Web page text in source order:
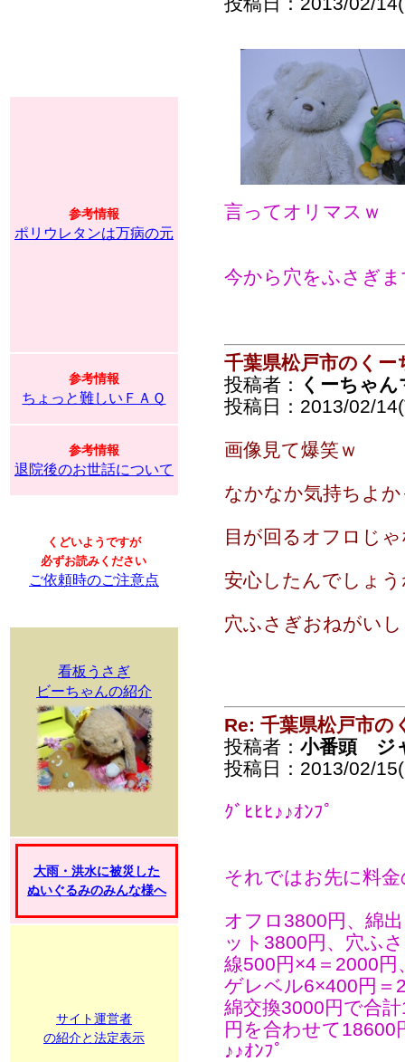
参考情報
ポリウレタンは万病の元
参考情報
ちょっと難しいＦＡＱ
参考情報
退院後のお世話について
くどいようですが
必ずお読みください
ご依頼時のご注意点
看板うさぎ
ビーちゃんの紹介
大雨・洪水に被災した
ぬいぐるみのみんな様へ
サイト運営者
の紹介と法定表示
言ってオリマスｗ
今から穴をふさぎま
千葉県松戸市のくー
投稿者：
くーちゃん
投稿日：2013/02/
画像見て爆笑ｗ
なかなか気持ちよ
目が回るオフロじ
安心したんでしょ
穴ふさぎおねがい
Re: 千葉県松戸市の
投稿者： 小番頭 ジ
投稿日：2013/02/
ｸﾞﾋﾋﾋ♪♪ｵﾝﾌﾟ
それではお先に料
オフロ3800円、綿
ット3800円、穴ふ
線500円×4＝2000
ゲレベル6×400円＝
綿交換3000円で合
円を合わせて
♪♪ｵﾝﾌﾟ